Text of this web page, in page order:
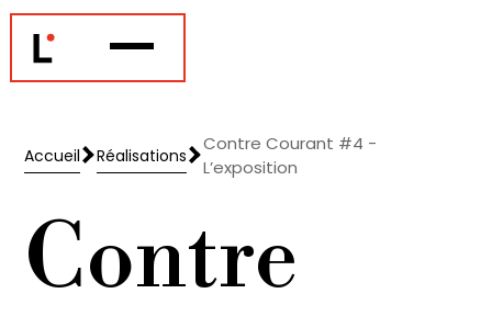
Accueil
Accueil
Réalisations
Réalisations
Contre Courant #4 -
L’exposition
Contre